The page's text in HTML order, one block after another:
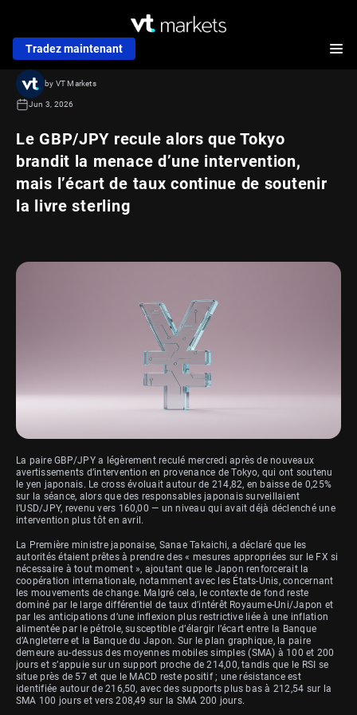
Tradez maintenant
Le GBP/JPY recule alors que Tokyo
brandit la menace d’une intervention,
mais l’écart de taux continue de soutenir
la livre sterling
by VT Markets
Jun 3, 2026
La paire GBP/JPY a légèrement reculé mercredi après de nouveaux
avertissements d’intervention en provenance de Tokyo, qui ont soutenu
le yen japonais. Le cross évoluait autour de 214,82, en baisse de 0,25%
sur la séance, alors que des responsables japonais surveillaient
l’USD/JPY, revenu vers 160,00 — un niveau qui avait déjà déclenché une
intervention plus tôt en avril.
La Première ministre japonaise, Sanae Takaichi, a déclaré que les
autorités étaient prêtes à prendre des « mesures appropriées sur le FX si
nécessaire à tout moment », ajoutant que le Japon renforcerait la
coopération internationale, notamment avec les États-Unis, concernant
les mouvements de change. Malgré cela, le contexte de fond reste
dominé par le large différentiel de taux d’intérêt Royaume-Uni/Japon et
par les anticipations d’une inflexion plus restrictive liée à une inflation
alimentée par le pétrole, susceptible d’élargir l’écart entre la Banque
d’Angleterre et la Banque du Japon. Sur le plan graphique, la paire
demeure au-dessus des moyennes mobiles simples (SMA) à 100 et 200
jours et s’appuie sur un support proche de 214,00, tandis que le RSI se
situe près de 57 et que le MACD reste positif ; une résistance est
identifiée autour de 216,50, avec des supports plus bas à 212,54 sur la
SMA 100 jours et vers 208,49 sur la SMA 200 jours.